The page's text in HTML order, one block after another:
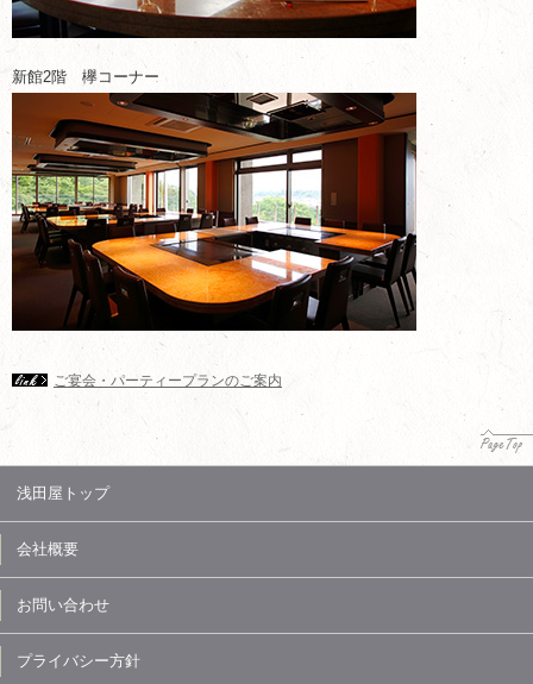
新館2階 欅コーナー
ご宴会・パーティープランのご案内
浅田屋トップ
会社概要
お問い合わせ
プライバシー方針